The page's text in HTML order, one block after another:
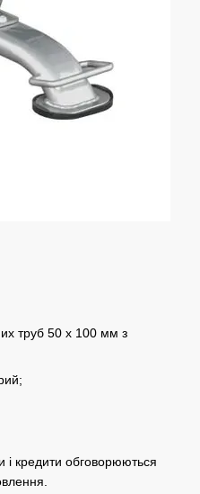
труб 50 х 100 мм з
і кредити обговорюються